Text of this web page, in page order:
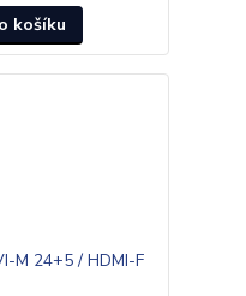
košíku